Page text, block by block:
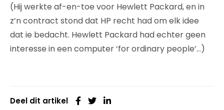
(Hij werkte af-en-toe voor Hewlett Packard, en in
z’n contract stond dat HP recht had om elk idee
dat ie bedacht. Hewlett Packard had echter geen
interesse in een computer ‘for ordinary people’…)
Deel dit artikel